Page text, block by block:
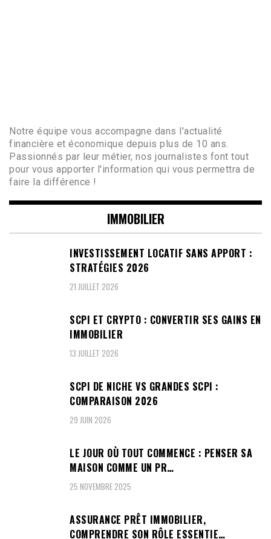
Notre équipe vous accompagne dans l'actualité
financière et économique depuis plus de 10 ans.
Passionnés par leur métier, nos journalistes font tout
pour vous apporter l'information qui vous permettra de
faire la différence !
IMMOBILIER
INVESTISSEMENT LOCATIF SANS APPORT :
STRATÉGIES 2026
21 JUILLET 2026
SCPI ET CRYPTO : CONVERTIR SES GAINS EN
IMMOBILIER
13 JUILLET 2026
SCPI DE NICHE VS GRANDES SCPI :
COMPARAISON 2026
29 JUIN 2026
LE JOUR OÙ TOUT COMMENCE : PENSER SA
MAISON COMME UN PR…
25 NOVEMBRE 2025
ASSURANCE PRÊT IMMOBILIER,
COMPRENDRE SON RÔLE ESSENTIE…